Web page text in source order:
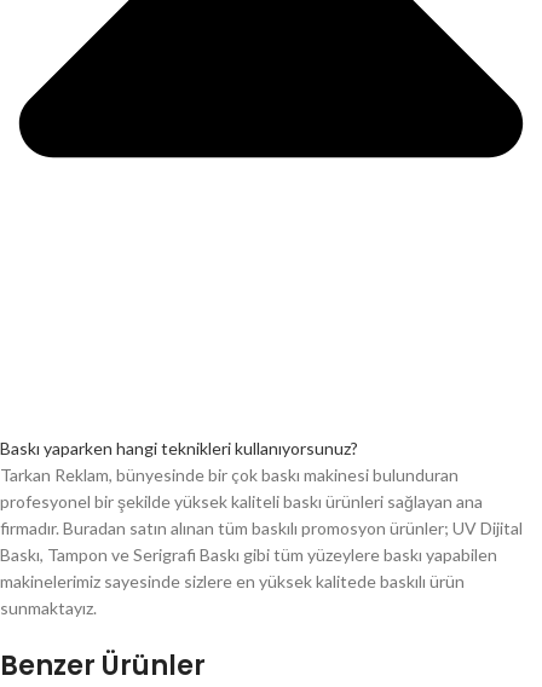
Baskı yaparken hangi teknikleri kullanıyorsunuz?
Tarkan Reklam, bünyesinde bir çok baskı makinesi bulunduran
profesyonel bir şekilde yüksek kaliteli baskı ürünleri sağlayan ana
firmadır. Buradan satın alınan tüm baskılı promosyon ürünler; UV Dijital
Baskı, Tampon ve Serigrafi Baskı gibi tüm yüzeylere baskı yapabilen
makinelerimiz sayesinde sizlere en yüksek kalitede baskılı ürün
sunmaktayız.
Benzer Ürünler